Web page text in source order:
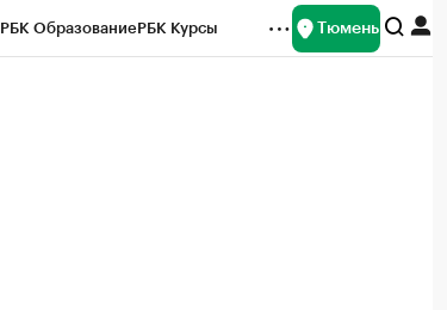
РБК ОбразованиеРБК Курсы Тюмень